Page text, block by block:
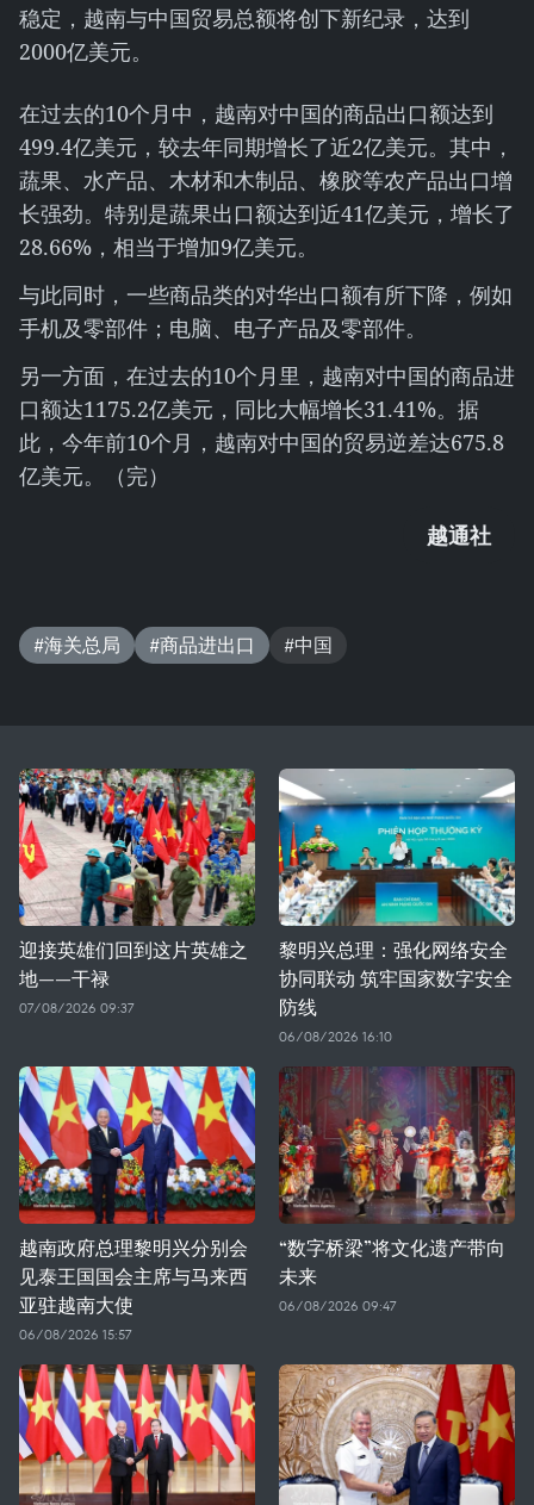
稳定，越南与中国贸易总额将创下新纪录，达到
2000亿美元。
在过去的10个月中，越南对中国的商品出口额达到
499.4亿美元，较去年同期增长了近2亿美元。其中，
蔬果、水产品、木材和木制品、橡胶等农产品出口增
长强劲。特别是蔬果出口额达到近41亿美元，增长了
28.66%，相当于增加9亿美元。
与此同时，一些商品类的对华出口额有所下降，例如
手机及零部件；电脑、电子产品及零部件。
另一方面，在过去的10个月里，越南对中国的商品进
口额达1175.2亿美元，同比大幅增长31.41%。据
此，今年前10个月，越南对中国的贸易逆差达675.8
亿美元。（完）
越通社
#海关总局 #商品进出口 #中国
迎接英雄们回到这片英雄之
地——干禄
07/08/2026 09:37
黎明兴总理：强化网络安全
协同联动 筑牢国家数字安全
防线
06/08/2026 16:10
越南政府总理黎明兴分别会
见泰王国国会主席与马来西
亚驻越南大使
06/08/2026 15:57
“数字桥梁”将文化遗产带向
未来
06/08/2026 09:47